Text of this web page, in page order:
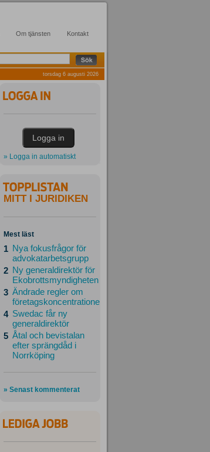
Om tjänsten Kontakt
torsdag 6 augusti 2026
» Logga in automatiskt
MITT I JURIDIKEN
Mest läst
1 Nya fokusfrågor för
advokatarbetsgrupp
2 Ny generaldirektör för
Ekobrottsmyndigheten
3 Ändrade regler om
företagskoncentrationer
4 Swedac får ny
generaldirektör
5 Åtal och bevistalan
efter sprängdåd i
Norrköping
» Senast kommenterat